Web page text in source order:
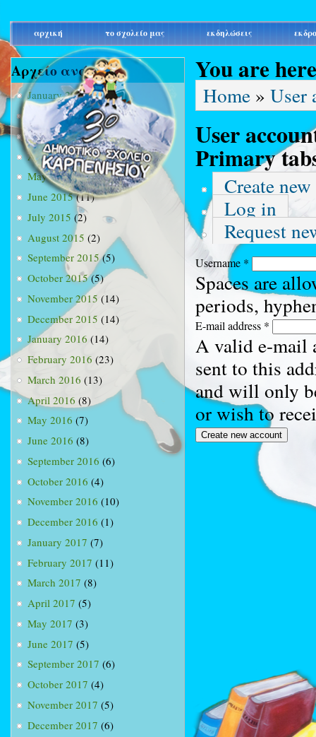
main_menu
αρχική το σχολείο μας εκδηλώσεις
Αρχείο ανά μήνα
January 2015(3)
February 2015(9)
March 2015(34)
April 2015(15)
May 2015(13)
June 2015(11)
July 2015 (2)
August 2015 (2)
September 2015(5)
October 2015(5)
November 2015 (14)
December 2015 (14)
January 2016 (14)
February 2016 (23)
March 2016 (13)
April 2016 (8)
May 2016 (7)
June 2016 (8)
September 2016 (6)
October 2016 (4)
November 2016 (10)
December 2016 (1)
January 2017 (7)
February 2017 (11)
March 2017 (8)
April 2017 (5)
May 2017 (3)
June 2017 (5)
September 2017 (6)
October 2017 (4)
November 2017 (5)
December 2017 (6)
You are here
Home » User
User
Primary
Create
Log in
Request
Username *
Spaces are
periods,
E-mail address *
A valid e-mail
sent to this
and will only
or wish to